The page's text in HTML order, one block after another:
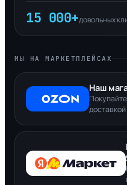
15 000+довольных
МЫ НА МАРКЕТПЛЕЙСАХ
Наш